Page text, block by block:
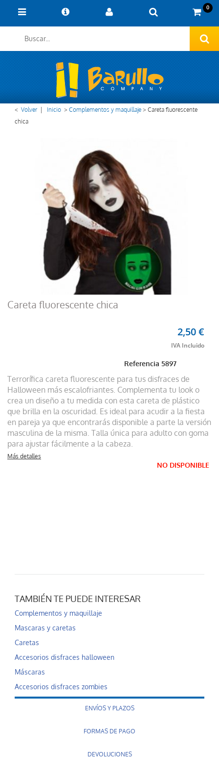
0
< Volver Inicio >Complementos y maquillaje>Careta fluorescente
chica
Careta fluorescente chica
Referencia 5897
2,50 €
Terrorífica careta fluorescente para tus disfraces de
Halloween más escalofriantes. Complementa tu look o
crea un diseño a tu medida con esta careta de plástico
que brilla en la oscuridad. Es ideal para acudir a la fiesta
en pareja ya que encontrarás disponible a parte la versión
masculina de la misma. Talla única para adulto con goma
para ajustar fácilmente a la cabeza.
Más detalles
NO DISPONIBLE
TAMBIÉN TE PUEDE INTERESAR
Complementos y maquillaje
Mascaras y caretas
Caretas
Accesorios disfraces halloween
Máscaras
Accesorios disfraces zombies
ENVÍOS Y PLAZOS
FORMAS DE PAGO
DEVOLUCIONES